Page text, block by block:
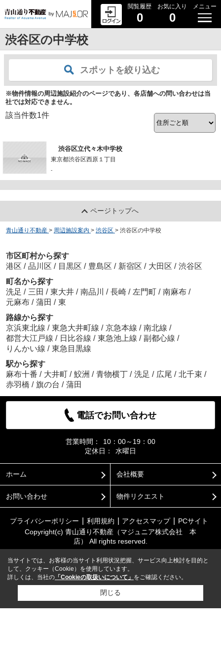
閲覧履歴
0
お気に入り
0
メニュー
渋谷区の中学校
スポットを絞り込む
※物件情報の周辺施設紹介のページであり、各店舗への問い合わせは当
社では対応できません。
該当件数1件
渋谷区立代々木中学校
東京都渋谷区西原１丁目
-
ページトップへ
青山通り不動産 > 周辺施設案内 > 渋谷区 > 渋谷区の中学校
市区町村から探す
港区 / 品川区 / 目黒区 / 豊島区 / 新宿区 / 大田区 / 渋谷区
町名から探す
洗足 / 三田 / 東大井 / 南品川 / 長崎 / 左門町 / 南麻布 /
元麻布 / 蒲田 / 東
路線から探す
京浜東北線 / 東急大井町線 / 京急本線 / 南北線 /
都営大江戸線 / 日比谷線 / 東急池上線 / 副都心線 /
りんかい線 / 東急目黒線
駅から探す
麻布十番 / 大井町 / 鮫洲 / 青物横丁 / 洗足 / 広尾 / 北千束 /
赤羽橋 / 旗の台 / 蒲田
電話でお問い合わせ
営業時間：
10：00～19：00
定休日：
水曜日
ホーム 会社概要
お問い合わせ 物件リクエスト
プライバシーポリシー 利用規約 アクセスマップ
PCサイト
Copyright(c) 青山通り不動産（マジュニア株式会社 本
店） All rights reserved.
当サイトでは、お客様の当サイト利用状況把握、サービス向上検討を目的と
して、クッキー（Cookie）を使用しています。
詳しくは、当社の 「Cookieの取扱いについて」 をご確認ください。
閉じる